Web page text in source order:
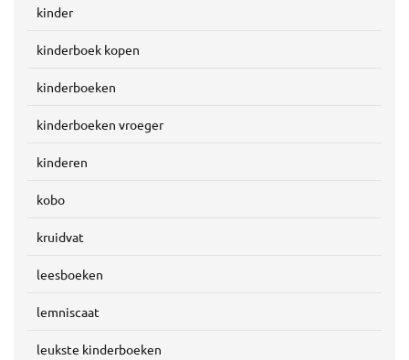
kinder
kinderboek kopen
kinderboeken
kinderboeken vroeger
kinderen
kobo
kruidvat
leesboeken
lemniscaat
leukste kinderboeken